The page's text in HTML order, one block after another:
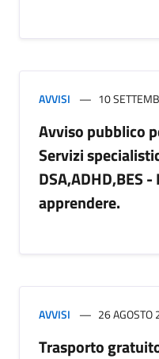
AVVISI 10
Avviso pubblico
Servizi
DSA,ADHD,BES
apprendere.
AVVISI 26 AGOSTO
Trasporto